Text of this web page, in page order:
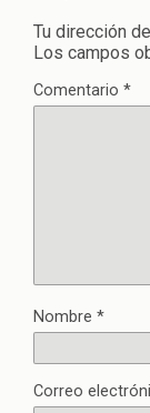
Tu dirección
Los campos
Comentario *
Nombre *
Correo